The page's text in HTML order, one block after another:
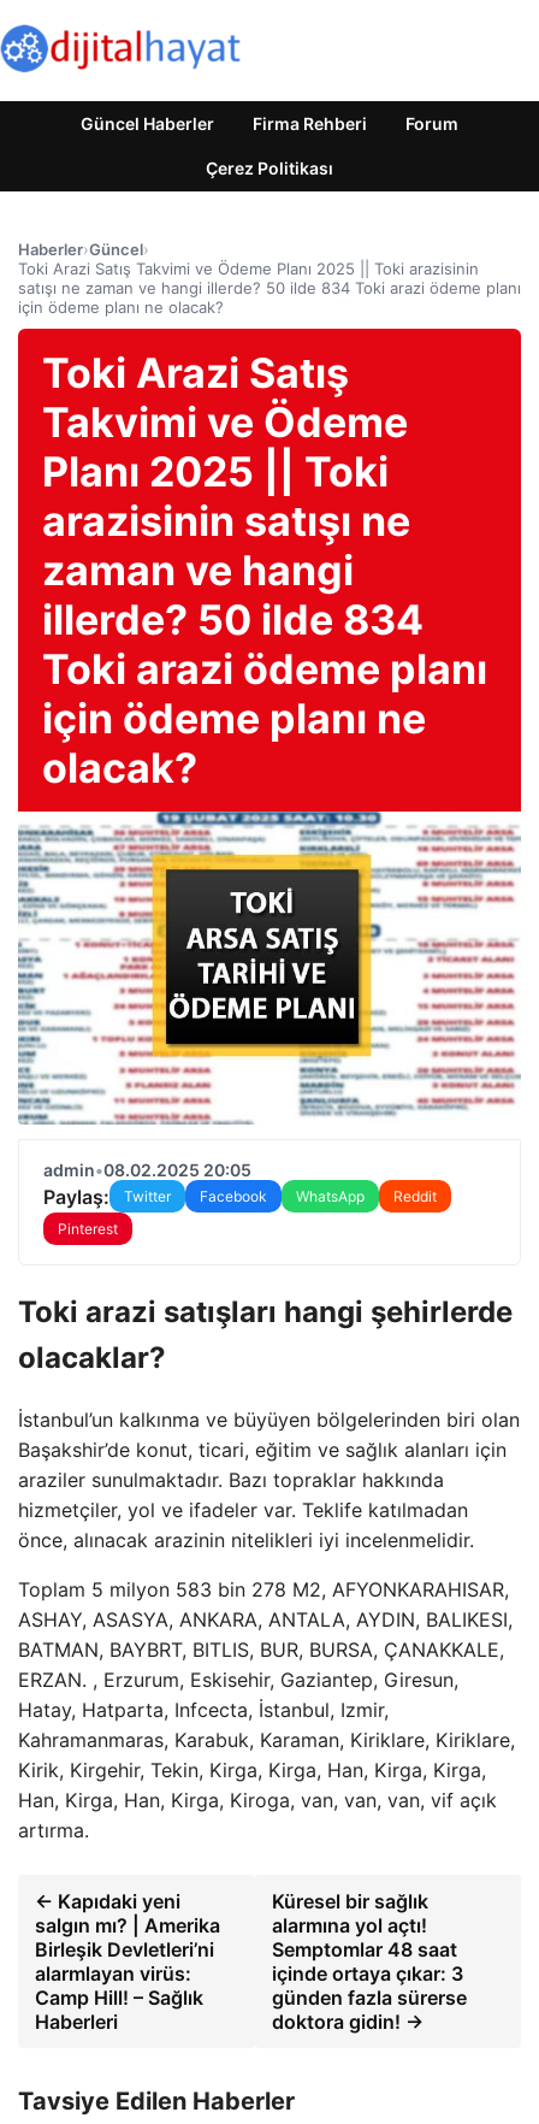
Güncel Haberler Firma Rehberi Forum
Çerez Politikası
Haberler›Güncel›
Toki Arazi Satış Takvimi ve Ödeme Planı 2025 || Toki arazisinin
satışı ne zaman ve hangi illerde? 50 ilde 834 Toki arazi ödeme planı
için ödeme planı ne olacak?
Toki Arazi Satış
Takvimi ve Ödeme
Planı 2025 || Toki
arazisinin satışı ne
zaman ve hangi
illerde? 50 ilde 834
Toki arazi ödeme planı
için ödeme planı ne
olacak?
admin•08.02.2025 20:05
Paylaş: Twitter Facebook WhatsApp
Reddit
Pinterest
Toki arazi satışları hangi şehirlerde
olacaklar?
İstanbul’un kalkınma ve büyüyen bölgelerinden biri olan
Başakshir’de konut, ticari, eğitim ve sağlık alanları için
araziler sunulmaktadır. Bazı topraklar hakkında
hizmetçiler, yol ve ifadeler var. Teklife katılmadan
önce, alınacak arazinin nitelikleri iyi incelenmelidir.
Toplam 5 milyon 583 bin 278 M2, AFYONKARAHISAR,
ASHAY, ASASYA, ANKARA, ANTALA, AYDIN, BALIKESI,
BATMAN, BAYBRT, BITLIS, BUR, BURSA, ÇANAKKALE,
ERZAN. , Erzurum, Eskisehir, Gaziantep, Giresun,
Hatay, Hatparta, Infcecta, İstanbul, Izmir,
Kahramanmaras, Karabuk, Karaman, Kiriklare, Kiriklare,
Kirik, Kirgehir, Tekin, Kirga, Kirga, Han, Kirga, Kirga,
Han, Kirga, Han, Kirga, Kiroga, van, van, van, vif açık
artırma.
← Kapıdaki yeni
salgın mı? | Amerika
Birleşik Devletleri’ni
alarmlayan virüs:
Camp Hill! – Sağlık
Haberleri
Küresel bir sağlık
alarmına yol açtı!
Semptomlar 48 saat
içinde ortaya çıkar: 3
günden fazla sürerse
doktora gidin! →
Tavsiye Edilen Haberler